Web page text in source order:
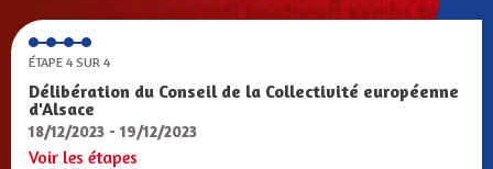
ÉTAPE 4 SUR 4
Délibération du Conseil de la Collectivité européenne
d'Alsace
18/12/2023 - 19/12/2023
Voir les étapes